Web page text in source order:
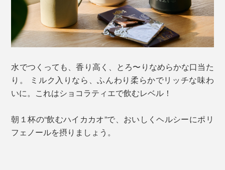
水でつくっても、香り高く、とろ〜りなめらかな口当た
り。 ミルク入りなら、ふんわり柔らかでリッチな味わ
いに。これはショコラティエで飲むレベル！
朝１杯の“飲むハイカカオ”で、おいしくヘルシーにポリ
フェノールを摂りましょう。